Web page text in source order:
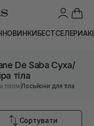
НОВИНКИБЕСТСЕЛЕРИ
De Saba Суха/
тіла
тілом Лосьйони для тіла
Сортувати